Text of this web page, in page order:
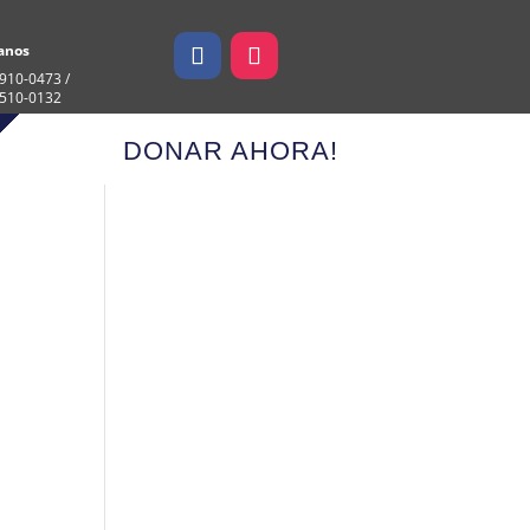
910-0473 /
0132
DONAR AHORA!